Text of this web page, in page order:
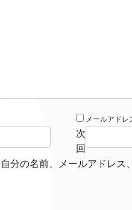
メールアドレ
次
回
分の名前、メールアドレス